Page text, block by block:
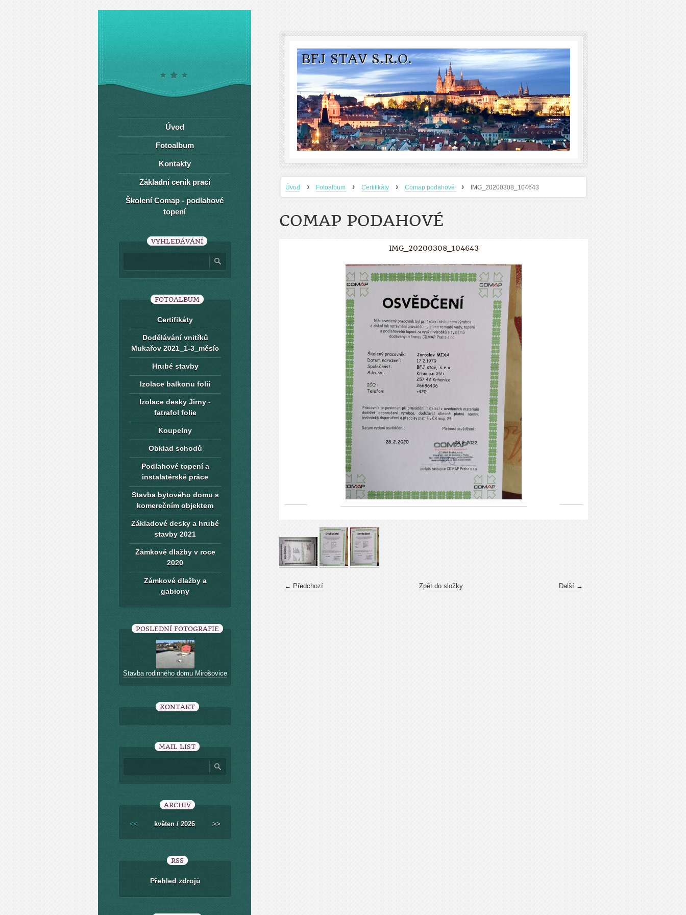
BFJ STAV S.R.O.
Úvod › Fotoalbum › Certifikáty › Comap podahové › IMG_20200308_104643
COMAP PODAHOVÉ
IMG_20200308_104643
← Předchozí Další →
Zpět do složky
Úvod
Fotoalbum
Kontakty
Základní ceník prací
Školení Comap - podlahové
topení
VYHLEDÁVÁNÍ
FOTOALBUM
Certifikáty
Dodělávání vnitřků
Mukařov 2021_1-3_měsíc
Hrubé stavby
Izolace balkonu folií
Izolace desky Jirny -
fatrafol folie
Koupelny
Obklad schodů
Podlahové topení a
instalatérské práce
Stavba bytového domu s
komerečním objektem
Základové desky a hrubé
stavby 2021
Zámkové dlažby v roce
2020
Zámkové dlažby a
gabiony
POSLEDNÍ FOTOGRAFIE
Stavba rodinného domu Mirošovice
KONTAKT
MAIL LIST
ARCHIV
<< květen / 2026 >>
RSS
Přehled zdrojů